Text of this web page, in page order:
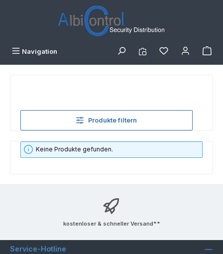
Navigation
Produkte filtern
Keine Produkte gefunden.
kostenloser & schneller Versand**
Service-Hotline